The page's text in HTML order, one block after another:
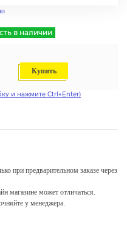
в наличии
Купить
и нажмите Ctrl+Enter)
при предварительном заказе через
магазине может отличаться.
у менеджера.